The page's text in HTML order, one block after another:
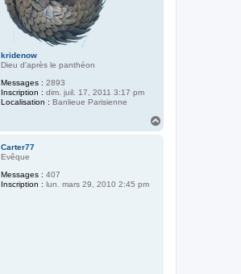
kridenow
Dieu d'après le panthéon
Messages : 2893
Inscription : dim. juil. 17, 2011 3:17 pm
Localisation : Banlieue Parisienne
Carter77
Evêque
Messages : 407
Inscription : lun. mars 29, 2010 2:45 pm